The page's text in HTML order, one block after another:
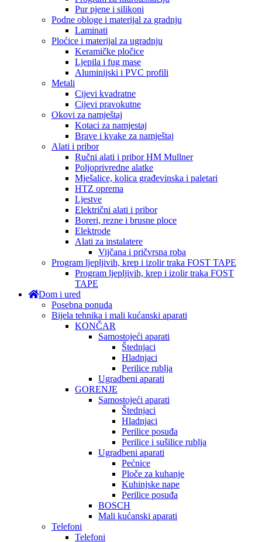
Pur pjene i silikoni
Podne obloge i materijal za gradnju
Laminati
Ploćice i materijal za ugradnju
Keramičke pločice
Ljepila i fug mase
Aluminijski i PVC profili
Metali
Cijevi kvadratne
Cijevi pravokutne
Okovi za namještaj
Kotaci za namjestaj
Brave i kvake za namještaj
Alati i pribor
Ručni alati i pribor HM Mullner
Poljoprivredne alatke
Mješalice, kolica građevinska i paletari
HTZ oprema
Ljestve
Električni alati i pribor
Boreri, rezne i brusne ploce
Elektrode
Alati za instalatere
Vijčana i pričvrsna roba
Program ljepljivih, krep i izolir traka FOST TAPE
Program ljepljivih, krep i izolir traka FOST
TAPE
Dom i ured
Posebna ponuda
Bijela tehnika i mali kućanski aparati
KONČAR
Samostojeći aparati
Štednjaci
Hladnjaci
Perilice rublja
Ugradbeni aparati
GORENJE
Samostojeći aparati
Štednjaci
Hladnjaci
Perilice posuđa
Perilice i sušilice rublja
Ugradbeni aparati
Pećnice
Ploče za kuhanje
Kuhinjske nape
Perilice posuđa
BOSCH
Mali kućanski aparati
Telefoni
Telefoni